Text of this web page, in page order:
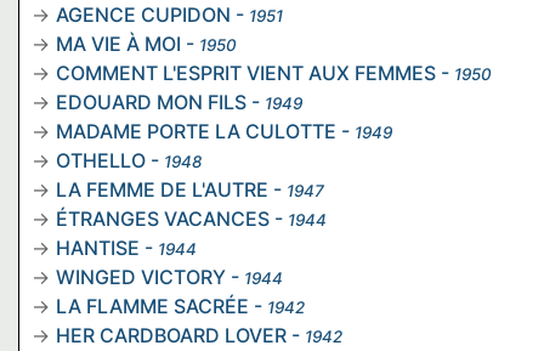
AGENCE CUPIDON - 1951
MA VIE À MOI - 1950
COMMENT L'ESPRIT VIENT AUX FEMMES - 1950
EDOUARD MON FILS - 1949
MADAME PORTE LA CULOTTE - 1949
OTHELLO - 1948
LA FEMME DE L'AUTRE - 1947
ÉTRANGES VACANCES - 1944
HANTISE - 1944
WINGED VICTORY - 1944
LA FLAMME SACRÉE - 1942
HER CARDBOARD LOVER - 1942